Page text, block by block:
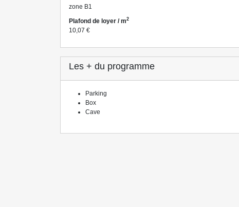
zone B1
Plafond de loyer / m2
10,07 €
Les + du programme
Parking
Box
Cave